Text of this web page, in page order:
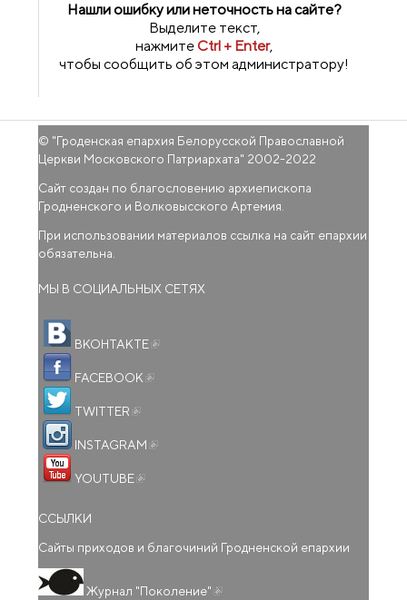
Нашли ошибку или неточность на сайте?
Выделите текст,
нажмитеCtrl + Enter,
чтобы сообщить об этом администратору!
© "Гроденская епархия Белорусской Православной
Церкви Московского Патриархата" 2002-2022
Сайт создан по благословению архиепископа
Гродненского и Волковысского Артемия.
При использовании материалов ссылка на сайт епархии
обязательна.
МЫ В СОЦИАЛЬНЫХ СЕТЯХ
ВКОНТАКТЕ
FACEBOOK
TWITTER
INSTAGRAM
YOUTUBE
ССЫЛКИ
Сайты приходов и благочиний Гродненской епархии
Журнал "Поколение"